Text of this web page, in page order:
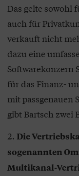
Das gelte sowohl
auch für
verkauft nicht
dazu eine
Softwarekonzern
für das Finanz-
mit passgenauen
gibt Bartsch zwei
Die
sogenannten
Multikanal-